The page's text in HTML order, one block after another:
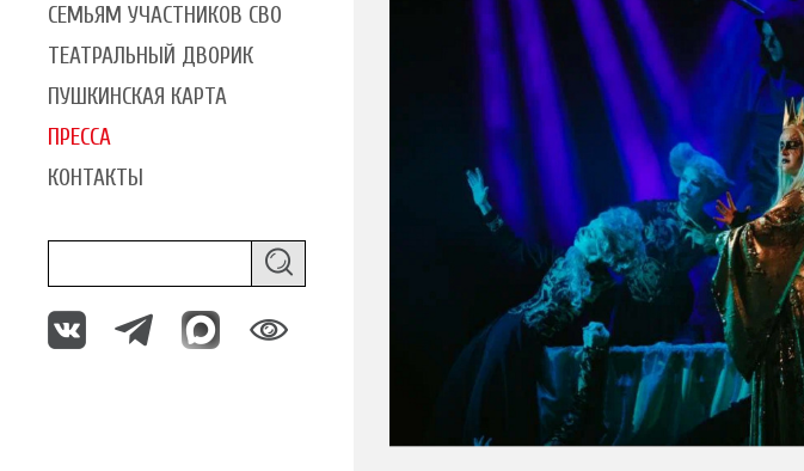
СЕМЬЯМ УЧАСТНИКОВ СВО
ТЕАТРАЛЬНЫЙ ДВОРИК
ПУШКИНСКАЯ КАРТА
ПРЕССА
КОНТАКТЫ